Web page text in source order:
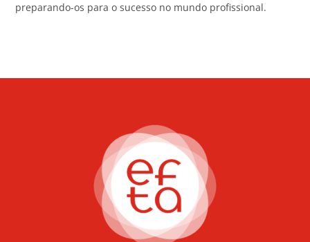
preparando-os para o sucesso no mundo profissional.